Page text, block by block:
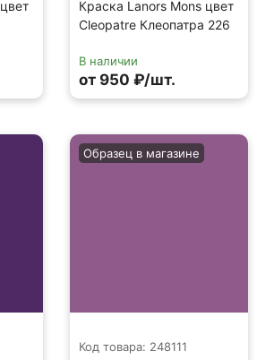
Краска Lanors Mons цвет
Cleopatre Клеопатра 226
В наличии
от 950 ₽/шт.
Код товара: 248111
Образец в магазине